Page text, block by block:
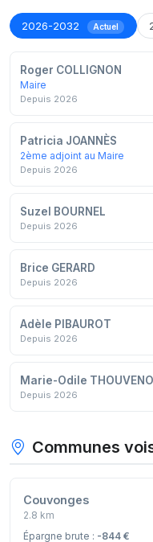
2026-2032 Actuel
Roger COLLIGNON
Maire
Depuis 2026
Patricia JOANNÈS
2ème adjoint au Maire
Depuis 2026
Suzel BOURNEL
Depuis 2026
Brice GERARD
Depuis 2026
Adèle PIBAUROT
Depuis 2026
Marie-Odile
Depuis 2026
Communes
Couvonges
2.8 km
Épargne brute : -844 €